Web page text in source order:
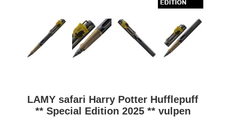
LAMY safari Harry Potter Hufflepuff
** Special Edition 2025 ** vulpen